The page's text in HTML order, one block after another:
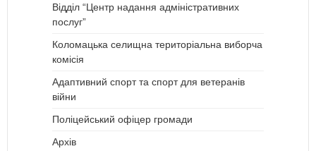
Відділ “Центр надання адміністративних
послуг”
Коломацька селищна територіальна виборча
комісія
Адаптивний спорт та спорт для ветеранів
війни
Поліцейський офіцер громади
Архів